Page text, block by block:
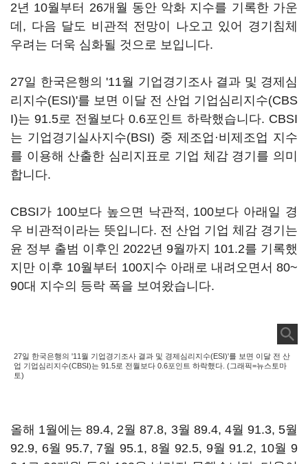
2년 10월부터 26개월 동안 악화 지수를 기록한 가운
데, 다음 달도 비관적 전망이 나오고 있어 경기침체
우려는 더욱 심화될 것으로 보입니다.
27일 한국은행의 '11월 기업경기조사 결과 및 경제심
리지수(ESI)'를 보면 이달 전 산업 기업심리지수(CBS
I)는 91.5로 전월보다 0.6포인트 하락했습니다. CBSI
는 기업경기실사지수(BSI) 중 제조업·비제조업 지수
를 이용해 산출한 심리지표로 기업 체감 경기를 의미
합니다.
CBSI가 100보다 높으면 낙관적, 100보다 아래일 경
우 비관적이라는 뜻입니다. 전 산업 기업 체감 경기는
윤 정부 출범 이후인 2022년 9월까지 101.2를 기록했
지만 이후 10월부터 100지수 아래로 내려오면서 80~
90대 지수의 등락 폭을 보여왔습니다.
27일 한국은행의 '11월 기업경기조사 결과 및 경제심리지수(ESI)'를 보면 이달 전 산
업 기업심리지수(CBSI)는 91.5로 전월보다 0.6포인트 하락했다. (그래픽=뉴스토마
토)
올해 1월에는 89.4, 2월 87.8, 3월 89.4, 4월 91.3, 5월
92.9, 6월 95.7, 7월 95.1, 8월 92.5, 9월 91.2, 10월 9